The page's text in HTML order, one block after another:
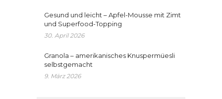
Gesund und leicht – Apfel-Mousse mit Zimt
und Superfood-Topping
30. April 2026
Granola – amerikanisches Knuspermüesli
selbstgemacht
9. März 2026